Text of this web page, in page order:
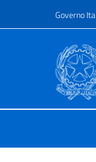
Governo